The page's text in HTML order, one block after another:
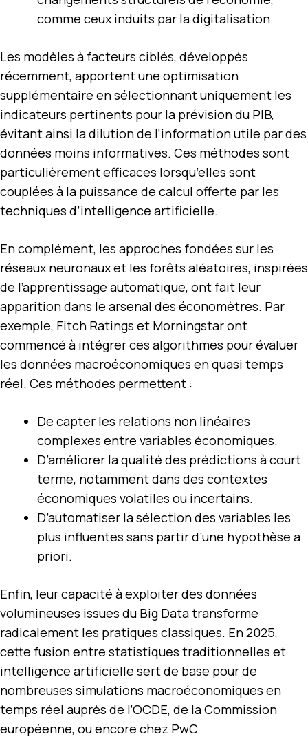
comme ceux induits par la digitalisation.
Les modèles à facteurs ciblés, développés
récemment, apportent une optimisation
supplémentaire en sélectionnant uniquement les
indicateurs pertinents pour la prévision du PIB,
évitant ainsi la dilution de l’information utile par des
données moins informatives. Ces méthodes sont
particulièrement efficaces lorsqu’elles sont
couplées à la puissance de calcul offerte par les
techniques d’intelligence artificielle.
En complément, les approches fondées sur les
réseaux neuronaux et les forêts aléatoires, inspirées
de l’apprentissage automatique, ont fait leur
apparition dans le arsenal des économètres. Par
exemple, Fitch Ratings et Morningstar ont
commencé à intégrer ces algorithmes pour évaluer
les données macroéconomiques en quasi temps
réel. Ces méthodes permettent :
De capter les relations non linéaires
complexes entre variables économiques.
D’améliorer la qualité des prédictions à court
terme, notamment dans des contextes
économiques volatiles ou incertains.
D’automatiser la sélection des variables les
plus influentes sans partir d’une hypothèse a
priori.
Enfin, leur capacité à exploiter des données
volumineuses issues du Big Data transforme
radicalement les pratiques classiques. En 2025,
cette fusion entre statistiques traditionnelles et
intelligence artificielle sert de base pour de
nombreuses simulations macroéconomiques en
temps réel auprès de l’OCDE, de la Commission
européenne, ou encore chez PwC.